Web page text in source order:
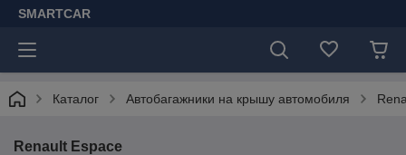
SMARTCAR
Каталог Автобагажники на крышу автомобиля
Renault Espace